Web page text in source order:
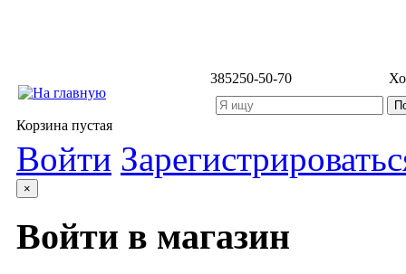
385250-50-70
Корзина пустая
Войти
×
Войти в магазин